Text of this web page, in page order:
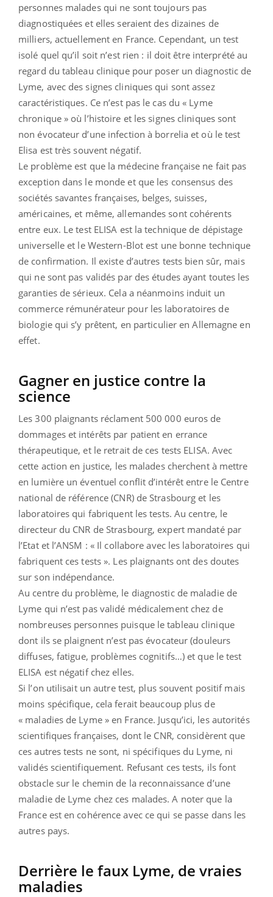
personnes malades qui ne sont toujours pas
diagnostiquées et elles seraient des dizaines de
milliers, actuellement en France. Cependant, un test
isolé quel qu’il soit n’est rien : il doit être interprété au
regard du tableau clinique pour poser un diagnostic de
Lyme, avec des signes cliniques qui sont assez
caractéristiques. Ce n’est pas le cas du « Lyme
chronique » où l’histoire et les signes cliniques sont
non évocateur d’une infection à borrelia et où le test
Elisa est très souvent négatif.
Le problème est que la médecine française ne fait pas
exception dans le monde et que les consensus des
sociétés savantes françaises, belges, suisses,
américaines, et même, allemandes sont cohérents
entre eux. Le test ELISA est la technique de dépistage
universelle et le Western-Blot est une bonne technique
de confirmation. Il existe d’autres tests bien sûr, mais
qui ne sont pas validés par des études ayant toutes les
garanties de sérieux. Cela a néanmoins induit un
commerce rémunérateur pour les laboratoires de
biologie qui s’y prêtent, en particulier en Allemagne en
effet.
Gagner en justice contre la
science
Les 300 plaignants réclament 500 000 euros de
dommages et intérêts par patient en errance
thérapeutique, et le retrait de ces tests ELISA. Avec
cette action en justice, les malades cherchent à mettre
en lumière un éventuel conflit d’intérêt entre le Centre
national de référence (CNR) de Strasbourg et les
laboratoires qui fabriquent les tests. Au centre, le
directeur du CNR de Strasbourg, expert mandaté par
l’Etat et l’ANSM : « Il collabore avec les laboratoires qui
fabriquent ces tests ». Les plaignants ont des doutes
sur son indépendance.
Au centre du problème, le diagnostic de maladie de
Lyme qui n’est pas validé médicalement chez de
nombreuses personnes puisque le tableau clinique
dont ils se plaignent n’est pas évocateur (douleurs
diffuses, fatigue, problèmes cognitifs…) et que le test
ELISA est négatif chez elles.
Si l’on utilisait un autre test, plus souvent positif mais
moins spécifique, cela ferait beaucoup plus de
« maladies de Lyme » en France. Jusqu’ici, les autorités
scientifiques françaises, dont le CNR, considèrent que
ces autres tests ne sont, ni spécifiques du Lyme, ni
validés scientifiquement. Refusant ces tests, ils font
obstacle sur le chemin de la reconnaissance d’une
maladie de Lyme chez ces malades. A noter que la
France est en cohérence avec ce qui se passe dans les
autres pays.
Derrière le faux Lyme, de vraies
maladies